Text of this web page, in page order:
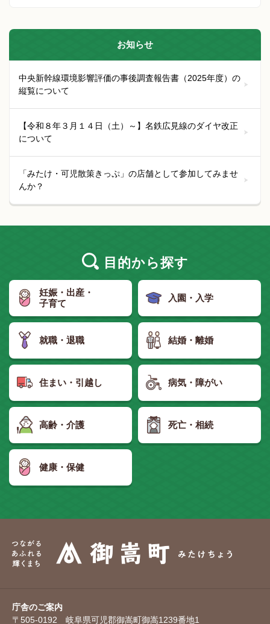
お知らせ
中央新幹線環境影響評価の事後調査報告書（2025年度）の
縦覧について
【令和８年３月１４日（土）～】名鉄広見線のダイヤ改正
について
「みたけ・可児散策きっぷ」の店舗として参加してみませ
んか？
目的から探す
妊娠・出産・
子育て
入園・入学
就職・退職 結婚・離婚
住まい・引越し 病気・障がい
高齢・介護 死亡・相続
健康・保健
庁舎のご案内
〒505-0192 岐阜県可児郡御嵩町御嵩1239番地1